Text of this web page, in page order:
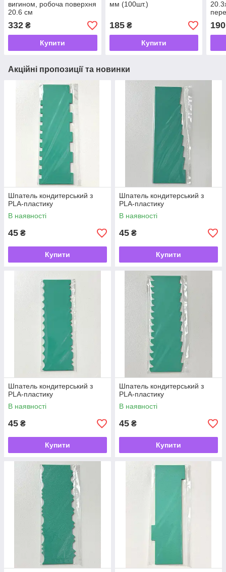
вигином, робоча поверхня
20.6 см
332 ₴
Купити
мм (100шт.)
185₴
Купити
190
Акційні пропозиції та новинки
Шпатель кондитерський з
PLA-пластику
В наявності
45 ₴
Купити
Шпатель кондитерський з
PLA-пластику
В наявності
45 ₴
Купити
Шпатель кондитерський з
PLA-пластику
В наявності
45 ₴
Купити
Шпатель кондитерський з
PLA-пластику
В наявності
45 ₴
Купити